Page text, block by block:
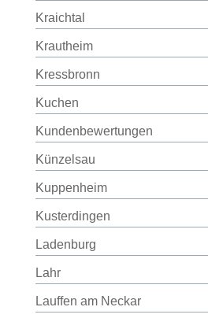
Kraichtal
Krautheim
Kressbronn
Kuchen
Kundenbewertungen
Künzelsau
Kuppenheim
Kusterdingen
Ladenburg
Lahr
Lauffen am Neckar